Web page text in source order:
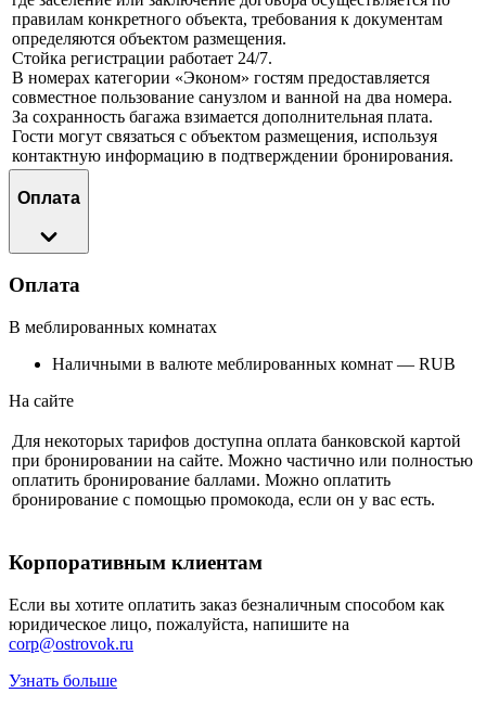
правилам конкретного объекта, требования к документам
определяются объектом размещения.
Стойка регистрации работает 24/7.
В номерах категории «Эконом» гостям предоставляется
совместное пользование санузлом и ванной на два номера.
За сохранность багажа взимается дополнительная плата.
Гости могут связаться с объектом размещения, используя
контактную информацию в подтверждении бронирования.
Оплата
Оплата
В меблированныx комнатах
Наличными в валюте меблированныx комнат — RUB
На сайте
Для некоторых тарифов доступна оплата банковской картой
при бронировании на сайте. Можно частично или полностью
оплатить бронирование баллами. Можно оплатить
бронирование с помощью промокода, если он у вас есть.
Корпоративным клиентам
Если вы хотите оплатить заказ безналичным способом как
юридическое лицо, пожалуйста, напишите на
corp@ostrovok.ru
Узнать больше